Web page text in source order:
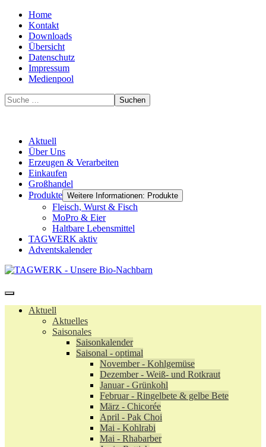
Home
Kontakt
Downloads
Übersicht
Datenschutz
Impressum
Medienpool
Suchen
Aktuell
Über Uns
Erzeugen & Verarbeiten
Einkaufen
Großhandel
Produkte Weitere Informationen: Produkte
Fleisch, Wurst & Fisch
MoPro & Eier
Haltbare Lebensmittel
TAGWERK aktiv
Adventskalender
Aktuell
Aktuelles
Saisonales
Saisonkalender
Saisonal - optimal
November - Kohlgemüse
Dezember - Weiß- und Rotkraut
Januar - Grünkohl
Februar - Ringelbete & gelbe Bete
März - Chicorée
April - Pak Choi
Mai - Kohlrabi
Mai - Rhabarber